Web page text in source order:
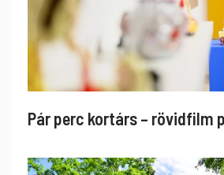
Pár perc kortárs – rövidfilm